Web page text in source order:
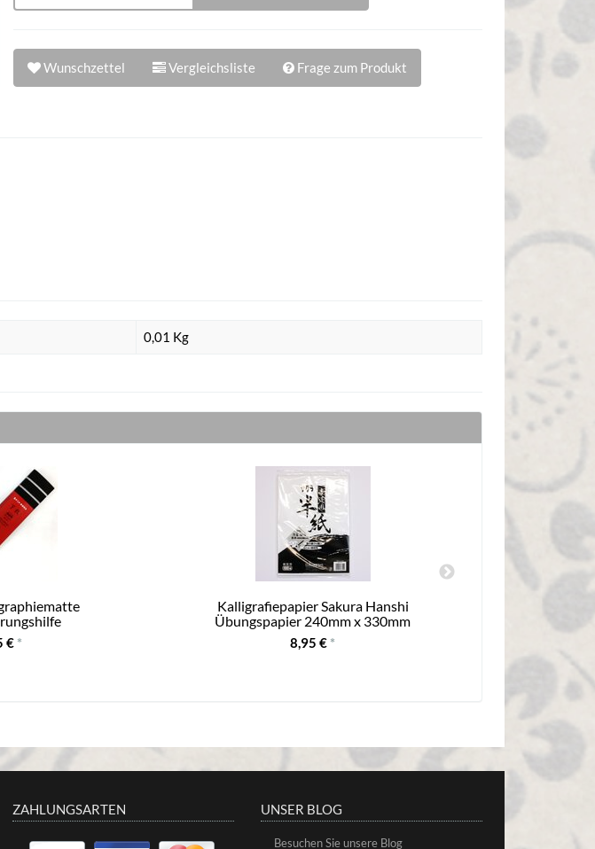
Wunschzettel Vergleichsliste Frage zum Produkt
0,01 Kg
€ *
Kalligrafiepapier Sakura Hanshi
Übungspapier 240mm x 330mm
8,95 € *
ZAHLUNGSARTEN UNSER BLOG
Besuchen Sie unsere Blog